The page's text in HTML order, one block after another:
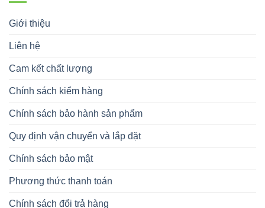
Giới thiệu
Liên hệ
Cam kết chất lượng
Chính sách kiểm hàng
Chính sách bảo hành sản phẩm
Quy định vận chuyển và lắp đặt
Chính sách bảo mật
Phương thức thanh toán
Chính sách đổi trả hàng